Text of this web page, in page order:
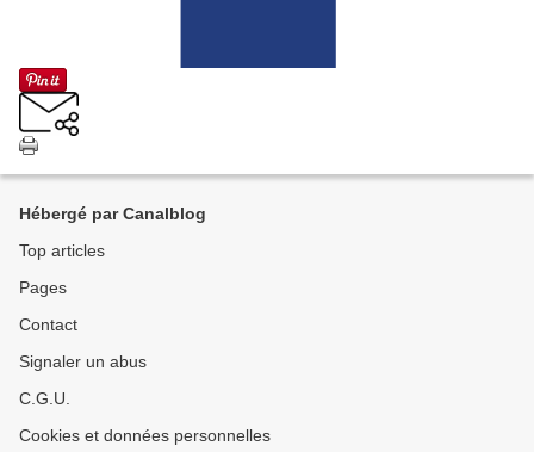
Hébergé par Canalblog
Top articles
Pages
Contact
Signaler un abus
C.G.U.
Cookies et données personnelles